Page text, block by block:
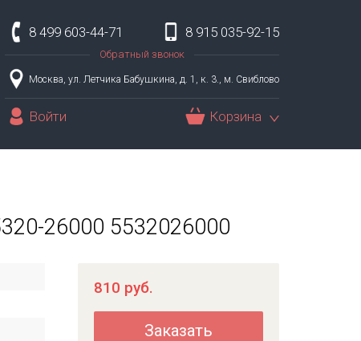
8 499 603-44-71 8 915 035-92-15
Обратный звонок
Москва, ул. Летчика Бабушкина, д. 1, к. 3., м. Свиблово
Войти Корзина
26000 5532026000
810 руб.
Заказать